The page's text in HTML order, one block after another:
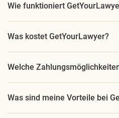
Wie funktioniert
Was kostet GetYourLawyer?
Welche
Was sind meine Vorteile bei